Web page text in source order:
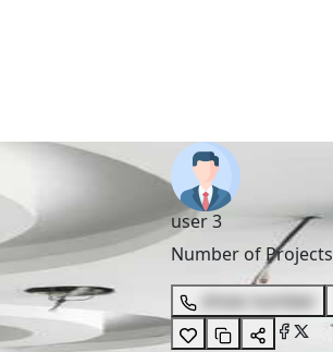
user 3
Number of Projects
show number